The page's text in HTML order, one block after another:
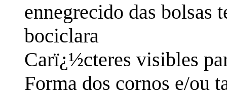
ennegrecido das bolsas
bociclara
Carï¿½cteres visibles
Forma dos cornos e/ou